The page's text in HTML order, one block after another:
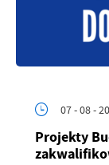
07 - 08 -
Projekty